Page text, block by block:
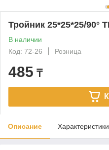
Тройник 25*25*25/90°
В наличии
Код: 72-26
Розница
485 ₸
Описание Характеристики